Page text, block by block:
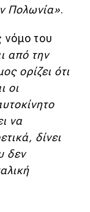
Πολωνία».
νόμο του
από την
ορίζει ότι
οι
να
δίνει
δεν